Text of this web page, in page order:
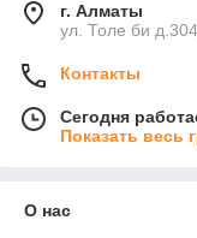
г. Алматы
ул. Толе би
Контакты
Сегодня
Показать весь
О нас